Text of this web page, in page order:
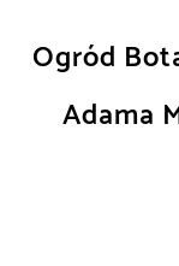
Ogród
Adama